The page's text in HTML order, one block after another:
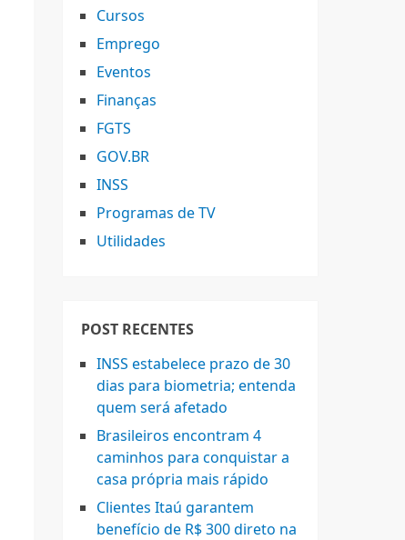
Cursos
Emprego
Eventos
Finanças
FGTS
GOV.BR
INSS
Programas de TV
Utilidades
POST RECENTES
INSS estabelece prazo de 30
dias para biometria; entenda
quem será afetado
Brasileiros encontram 4
caminhos para conquistar a
casa própria mais rápido
Clientes Itaú garantem
benefício de R$ 300 direto na